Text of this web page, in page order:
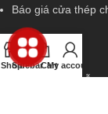
Báo giá cửa thép
ShopSidebarCart
My account